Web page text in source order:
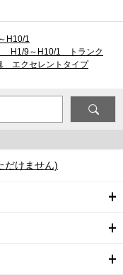
H10/1
H1/9～H10/1 トランク
クセレントタイプ
だけません)